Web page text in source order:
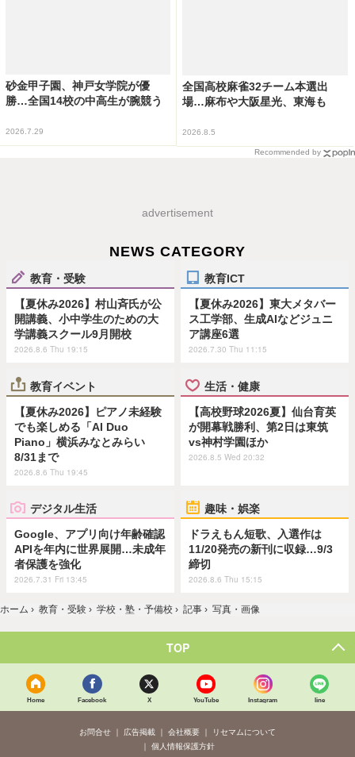
砂金甲子園、神戸女学院が優
勝…全国14校の中高生が腕競う
2026.7.29
全国高校麻雀32チーム本選出
場…麻布や大阪星光、東海も
2026.8.5
Recommended by
advertisement
NEWS CATEGORY
教育・受験
【夏休み2026】村山斉氏が公
開講義、小中学生のための大
学講義スクール9月開校
2026.8.6 Thu 19:15
教育ICT
【夏休み2026】東大メタバー
ス工学部、生成AIなどジュニ
ア講座6選
2026.7.30 Thu 11:15
教育イベント
【夏休み2026】ピアノ未経験
でも楽しめる「AI Duo
Piano」横浜みなとみらい
8/31まで
2026.8.6 Thu 19:45
生活・健康
【高校野球2026夏】仙台育英
が開幕戦勝利、第2日は東筑
vs神村学園ほか
2026.8.5 Wed 20:32
デジタル生活
Google、アプリ向け年齢確認
APIを年内に世界展開…未成年
者保護を強化
2026.7.31 Fri 13:45
趣味・娯楽
ドラえもん短歌、入選作は
11/20発売の新刊に収録…9/3
締切
2026.8.6 Thu 15:15
ホーム › 教育・受験 › 学校・塾・予備校 › 記事 › 写真・画像
TOP
Home Facebook X YouTube Instagram line
お問合せ 広告掲載 会社概要
リセマムについて
個人情報保護方針